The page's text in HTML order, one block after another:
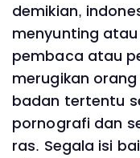
demikian,
menyunting
pembaca atau
merugikan
badan tertentu
pornografi dan
ras. Segala isi